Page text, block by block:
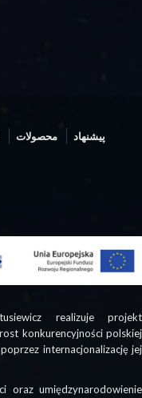
محصولات
پیشنهاد
realizuje projekt
konkurencyjności polskiej
internacjonalizację jej
oraz umiędzynarodowienie